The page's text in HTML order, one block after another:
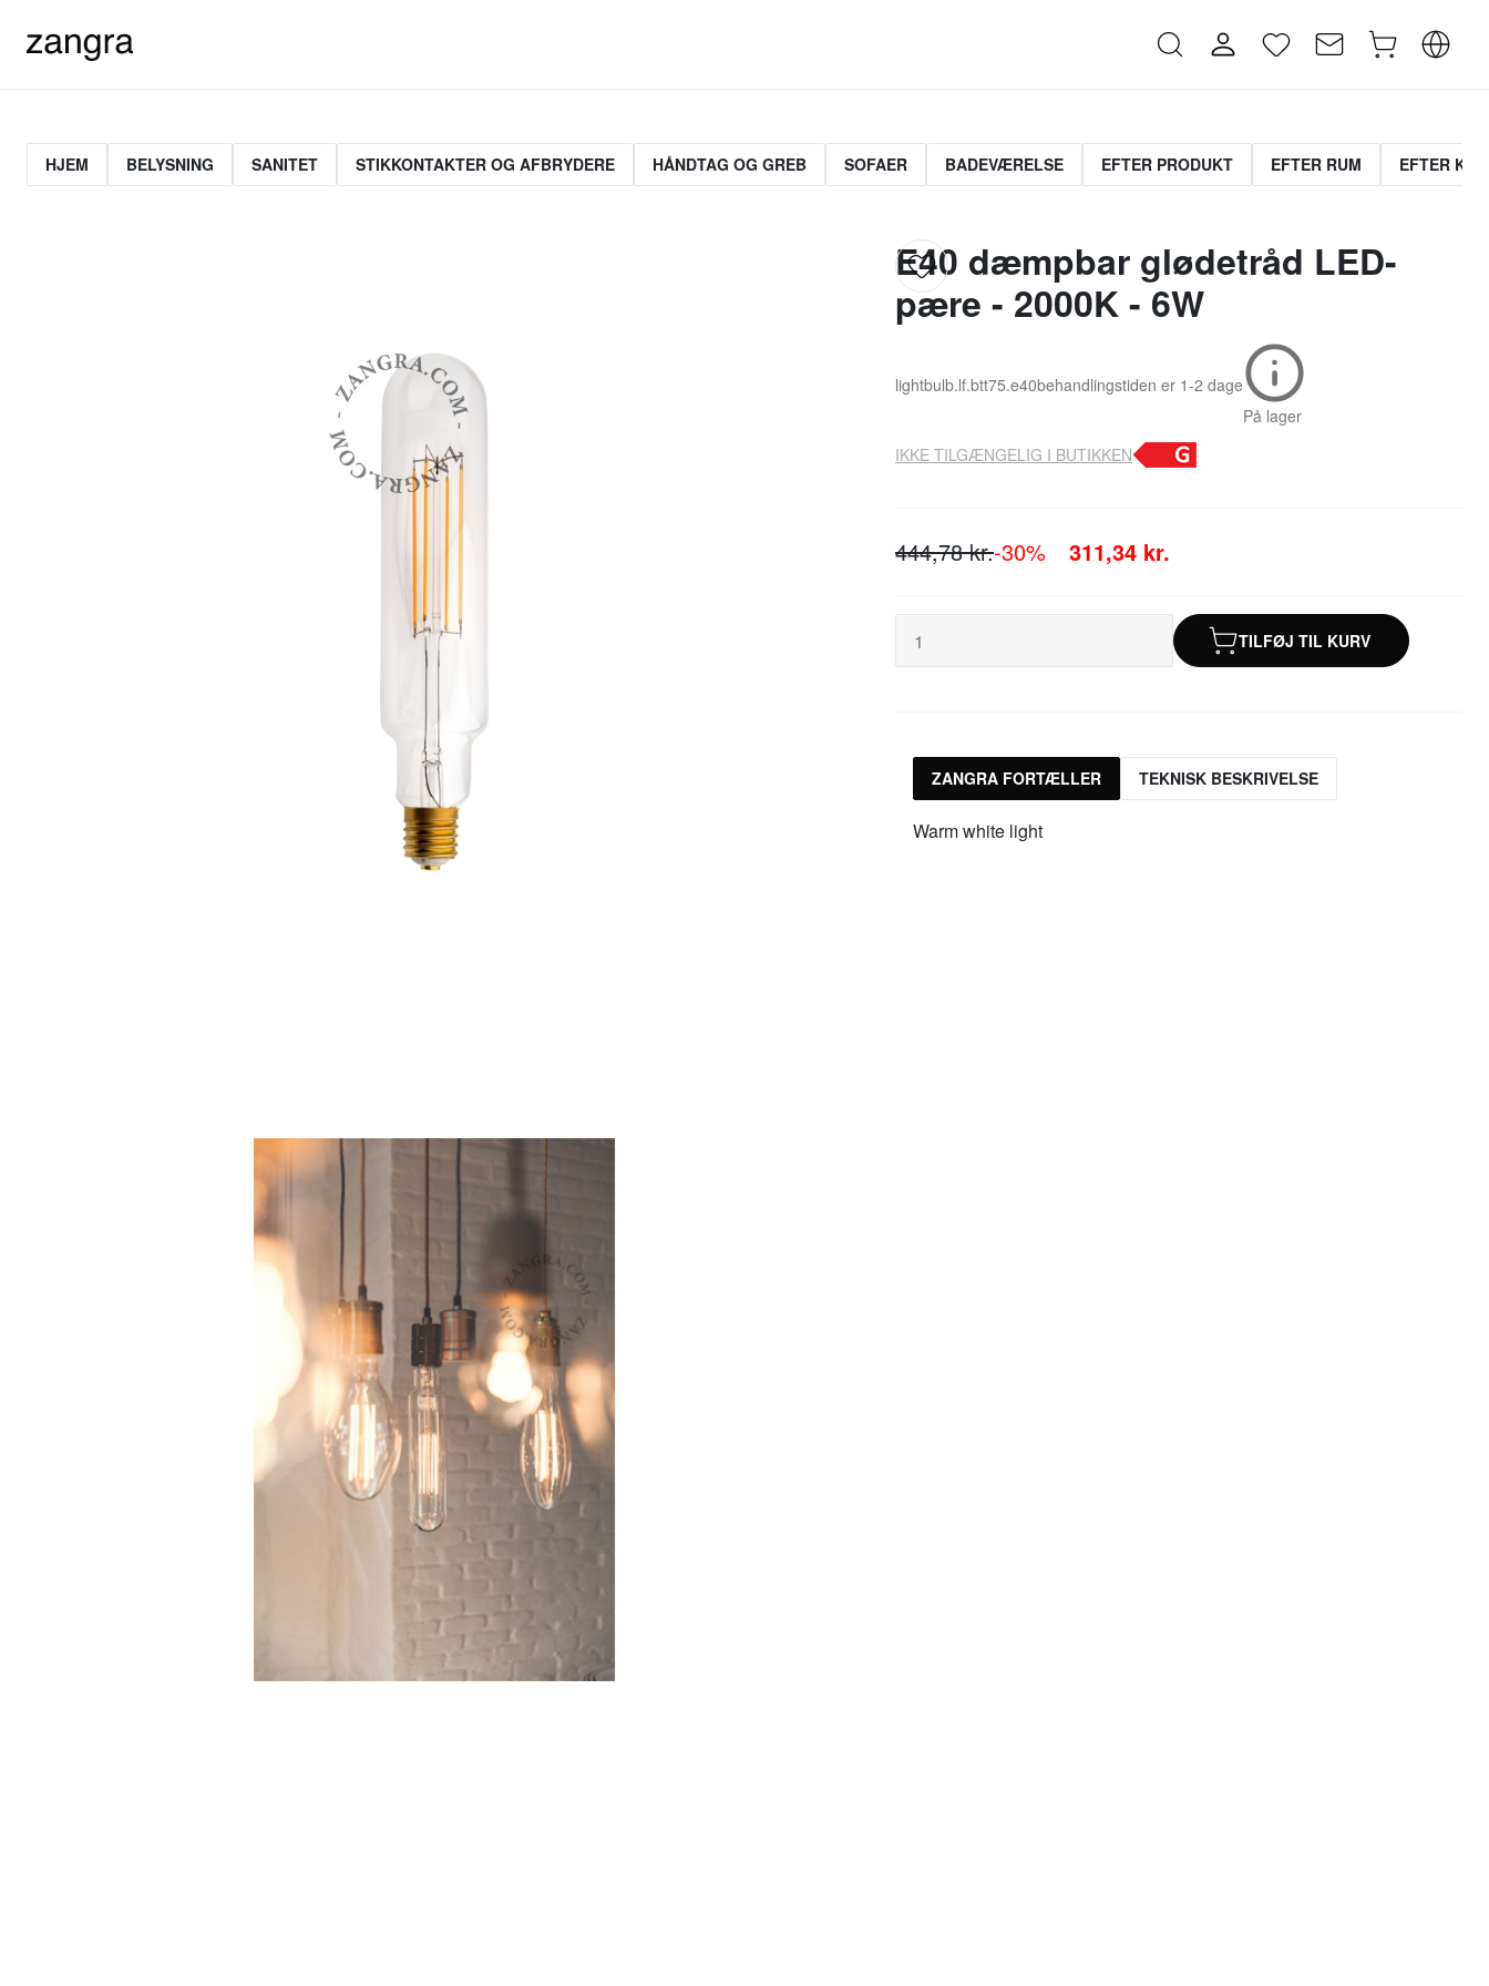
HJEM BELYSNING SANITET STIKKONTAKTER OG AFBRYDERE HÅNDTAG OG GREB SOFAER BADEVÆRELSE EFTER PRODUKT EFTER RUM EFTER
E40 dæmpbar glødetråd LED-
pære - 2000K - 6W
lightbulb.lf.btt75.e40behandlingstiden er 1-2 dage
På lager
IKKE TILGÆNGELIG I BUTIKKEN
444,78 kr.-30% 311,34 kr.
TILFØJ TIL KURV
ZANGRA FORTÆLLER TEKNISK BESKRIVELSE
Warm white light